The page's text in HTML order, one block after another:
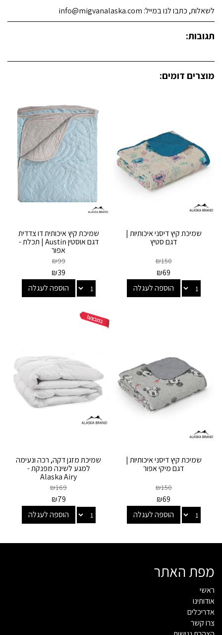
לשאלות, כתבו לנו במייל: info@migvanalaska.com
תגובות:
מוצרים דומים:
שמיכת קיץ דיסני איכותיות |
דגם סטיץ
₪150
₪69
הוספה לעגלה
שמיכת קיץ איכותית דו צדדית
דגם אוסטין Austin | תכלת -
אפור
₪99
₪39
הוספה לעגלה
שמיכת קיץ דיסני איכותיות |
דגם מיקי אפור
₪150
₪69
הוספה לעגלה
שמיכת מזגן דקה, רכה ונעימה
למגע לשינה מפנקת -
Alaska Airy
₪169
₪79
הוספה לעגלה
מפת האתר
ראשי
אודותינו
אדריכלים
צרו קשר